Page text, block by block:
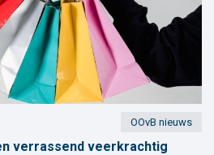
OOvB nieuws
verrassend veerkrachtig